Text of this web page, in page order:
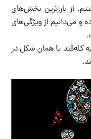
از بارزترین بخش‌های
می‌دانیم از ویژگی‌های
کله‌قند یا همان شکل در